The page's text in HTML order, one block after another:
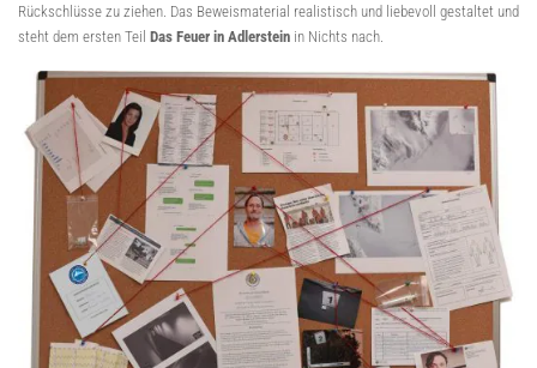
Rückschlüsse zu ziehen. Das Beweismaterial realistisch und liebevoll gestaltet und
steht dem ersten Teil Das Feuer in Adlerstein in Nichts nach.